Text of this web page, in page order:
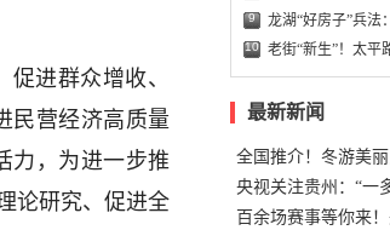
进群众增收、
民营经济高质量
力，为进一步推
论研究、促进全
9 龙湖“好房子”兵法
10 老街“新生”！太平
最新新闻
全国推介！冬游美
错过
央视关注贵州：“一
温
百余场赛事等你来